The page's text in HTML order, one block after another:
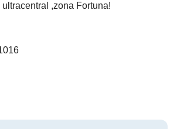
,zona Fortuna!